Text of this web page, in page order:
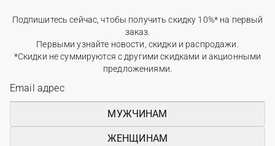
Подпишитесь сейчас, чтобы получить скидку 10%* на первый
заказ.
Первыми узнайте новости, скидки и распродажи.
*Скидки не суммируются с другими скидками и акционными
предложениями.
МУЖЧИНАМ
ЖЕНЩИНАМ